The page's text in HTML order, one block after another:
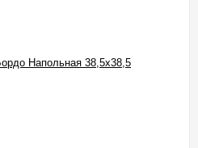
Напольная 38,5x38,5